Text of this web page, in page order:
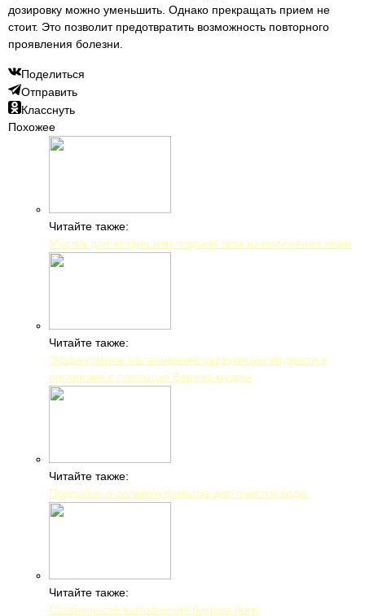
дозировку можно уменьшить. Однако прекращать прием не
стоит. Это позволит предотвратить возможность повторного
проявления болезни.
Поделиться
Отправить
Класснуть
Похожее
Читайте также:
Мостик для ягодиц или подъем таза из положения лежа
Читайте также:
Эффективное налаживание циркуляции жидкости в
организме с помощью Варуна-мудры
Читайте также:
Подробно о солевом фильтре для очистки воды
Читайте также:
Особенности выполнения бикрам йоги